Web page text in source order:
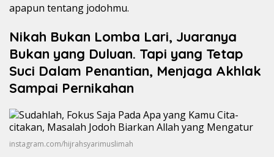
apapun tentang jodohmu.
Nikah Bukan Lomba Lari, Juaranya
Bukan yang Duluan. Tapi yang Tetap
Suci Dalam Penantian, Menjaga Akhlak
Sampai Pernikahan
instagram.com/hijrahsyarimuslimah